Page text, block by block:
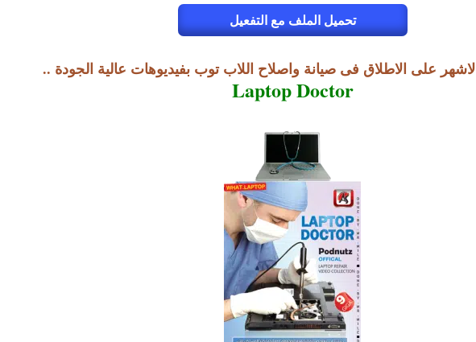
تحميل الملف مع التفعيل
على الاطلاق فى صيانة واصلاح اللاب توب بفيديوهات عالية الجودة ..
Laptop Doctor